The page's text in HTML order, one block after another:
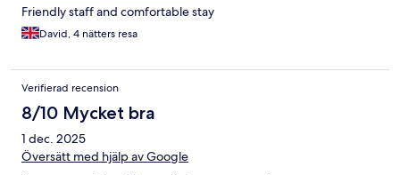
Friendly staff and comfortable stay
David, 4 nätters resa
Verifierad recension
8/10 Mycket bra
1 dec. 2025
Översätt med hjälp av Google